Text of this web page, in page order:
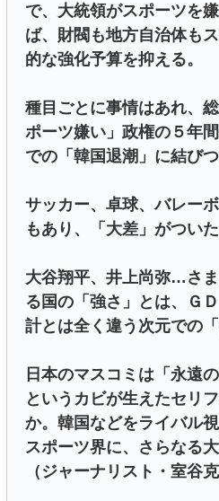
で、大統領がスポーツを
ば、財閥も地方自治体も
的な強化予算を抑える。
種目ごとに事情はあれ、
ポーツ嫌い」政権の５年
での「韓国退潮」に結び
サッカー、卓球、バレー
もあり、「大差」がついた
大谷翔平、井上尚弥…さ
る国の「強さ」とは、Ｇ
計とは全く違う次元での
日本のマスコミは「永遠
というカビが生えたセリ
か。韓国などをライバル
スポーツ界に、さらなる
（ジャーナリスト・室谷克